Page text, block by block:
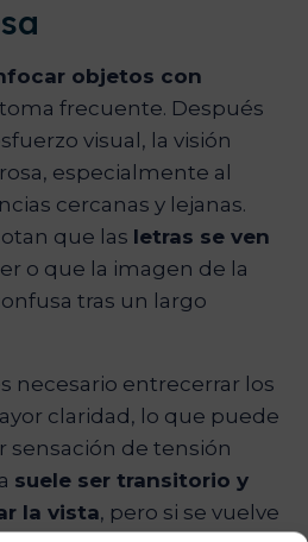
objetos con
frecuente. Después
visual, la visión
especialmente al
cercanas y lejanas.
que las letras se ven
o que la imagen de la
tras un largo
necesario entrecerrar los
claridad, lo que puede
sensación de tensión
suele ser transitorio y
la vista, pero si se vuelve